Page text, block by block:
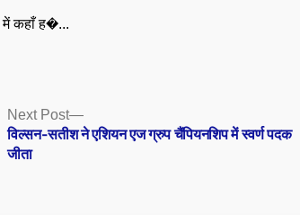
में कहाँ ह�...
Next Post
Next
post:
विल्सन-सतीश ने एशियन एज ग्रुप चैंपियनशिप में स्वर्ण पदक
जीता